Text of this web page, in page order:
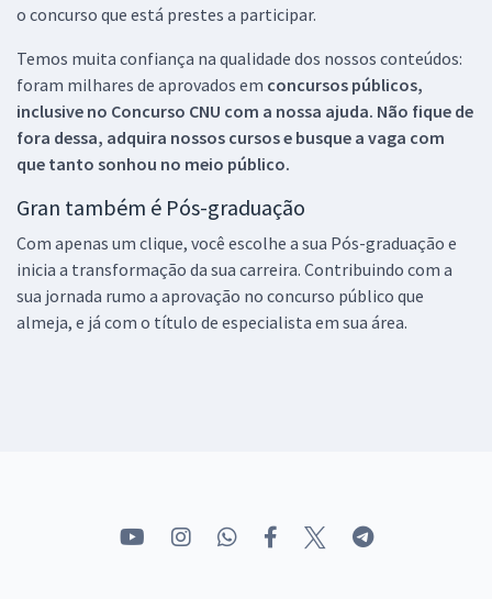
o concurso que está prestes a participar.
Temos muita confiança na qualidade dos nossos conteúdos:
foram milhares de aprovados em concursos públicos,
inclusive no Concurso CNU com a nossa ajuda. Não fique de
fora dessa, adquira nossos cursos e busque a vaga com
que tanto sonhou no meio público.
Gran também é Pós-graduação
Com apenas um clique, você escolhe a sua Pós-graduação e
inicia a transformação da sua carreira. Contribuindo com a
sua jornada rumo a aprovação no concurso público que
almeja, e já com o título de especialista em sua área.